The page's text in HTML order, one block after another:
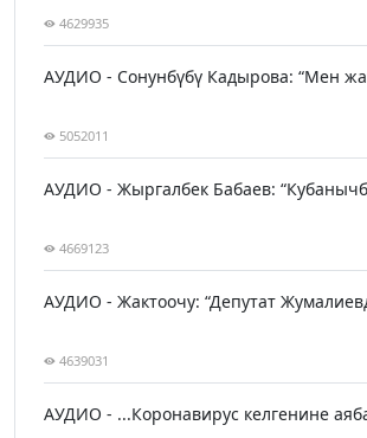
4629935
АУДИО - Сонунбүбү Кадырова: “Мен
5052011
АУДИО - Жыргалбек Бабаев:
4669123
АУДИО - Жактоочу: “Депутат
4639031
АУДИО - ...Коронавирус келгенине